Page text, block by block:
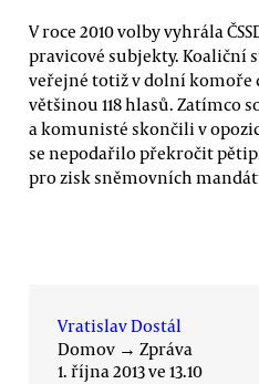
V roce 2010 volby vyhrála
pravicové subjekty. Koaliční
veřejné totiž v dolní
většinou 118 hlasů. Zatímco
a komunisté skončili v
se nepodařilo překročit
pro zisk sněmovních
Vratislav Dostál
Domov → Zpráva
1. října 2013 ve 13.10